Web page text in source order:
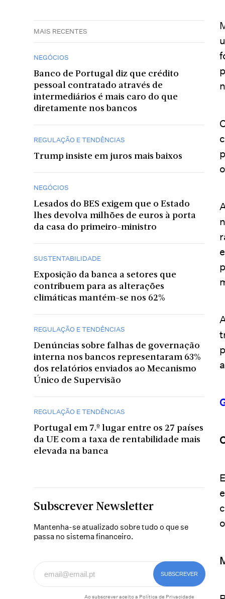
MAIS RECENTES
NEGÓCIOS
Banco de Portugal diz que crédito
pessoal contratado através de
intermediários é mais caro do que
diretamente nos bancos
REGULAÇÃO E TENDÊNCIAS
Trump insiste em juros mais baixos
NEGÓCIOS
Lesados do BES exigem que o Estado
lhes devolva milhões de euros à porta
da casa do primeiro-ministro
SUSTENTABILIDADE
Exposição da banca a setores que
contribuem para as alterações
climáticas mantém-se nos 62%
REGULAÇÃO E TENDÊNCIAS
Denúncias sobre falhas de governação
interna nos bancos representaram 63%
dos relatórios enviados ao Mecanismo
Único de Supervisão
REGULAÇÃO E TENDÊNCIAS
Portugal em 7.º lugar entre os 27 países
da UE com a taxa de rentabilidade mais
elevada na banca
Subscrever Newsletter
Mantenha-se atualizado sobre tudo o que se
passa no sistema financeiro.
Ao subscrever aceito a Política de Privacidade